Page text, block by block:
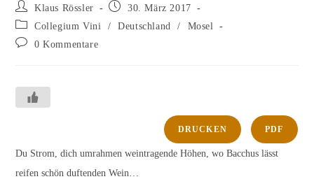
Beitrags-
Autor:
Klaus Rössler
Beitrag30. März 2017
Beitrags-
Kategorie:
Collegium Vini / Deutschland /
Mosel
Beitrags-0 Kommentare
DRUCKEN PDF
Du Strom, dich umrahmen weintragende Höhen, wo Bacchus lässt
reifen schön duftenden Wein…